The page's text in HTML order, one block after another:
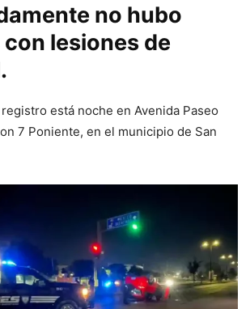
no hubo
lesiones de
está noche en Avenida Paseo
7 Poniente, en el municipio de San